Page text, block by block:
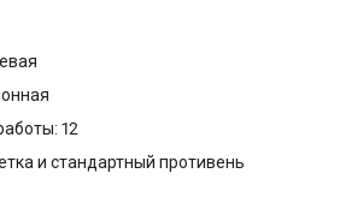
12
и стандартный противень